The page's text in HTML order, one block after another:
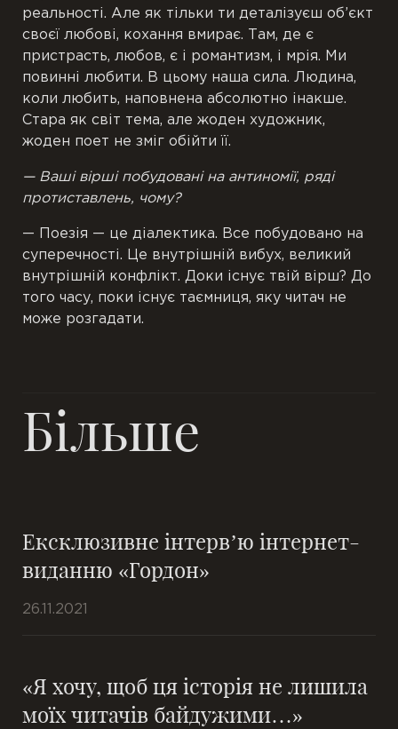
реальності. Але як тільки ти деталізуєш об’єкт
своєї любові, кохання вмирає. Там, де є
пристрасть, любов, є і романтизм, і мрія. Ми
повинні любити. В цьому наша сила. Людина,
коли любить, наповнена абсолютно інакше.
Стара як світ тема, але жоден художник,
жоден поет не зміг обійти її.
— Ваші вірші побудовані на антиномії, ряді
протиставлень, чому?
— Поезія — це діалектика. Все побудовано на
суперечності. Це внутрішній вибух, великий
внутрішній конфлікт. Доки існує твій вірш? До
того часу, поки існує таємниця, яку читач не
може розгадати.
Більше
Ексклюзивне інтерв’ю інтернет-
виданню «Гордон»
26.11.2021
«Я хочу, щоб ця історія не лишила
моїх читачів байдужими…»